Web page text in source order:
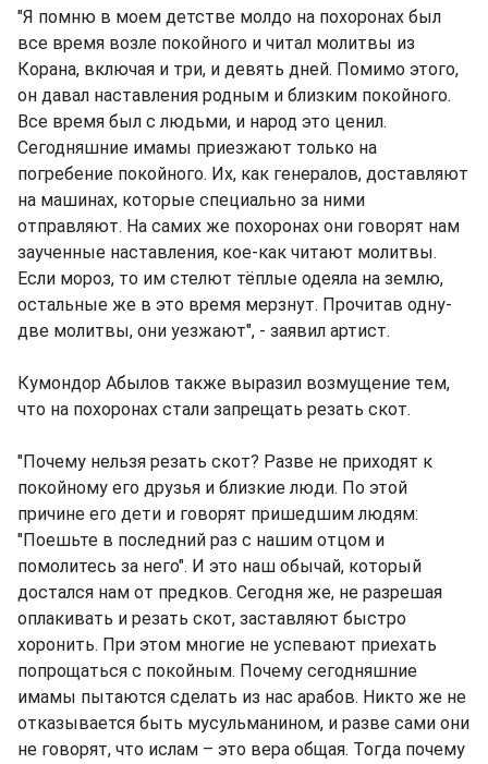
"Я помню в моем детстве молдо на похоронах был
все время возле покойного и читал молитвы из
Корана, включая и три, и девять дней. Помимо этого,
он давал наставления родным и близким покойного.
Все время был с людьми, и народ это ценил.
Сегодняшние имамы приезжают только на
погребение покойного. Их, как генералов, доставляют
на машинах, которые специально за ними
отправляют. На самих же похоронах они говорят нам
заученные наставления, кое-как читают молитвы.
Если мороз, то им стелют тёплые одеяла на землю,
остальные же в это время мерзнут. Прочитав одну-
две молитвы, они уезжают", - заявил артист.
Кумондор Абылов также выразил возмущение тем,
что на похоронах стали запрещать резать скот.
"Почему нельзя резать скот? Разве не приходят к
покойному его друзья и близкие люди. По этой
причине его дети и говорят пришедшим людям:
"Поешьте в последний раз с нашим отцом и
помолитесь за него". И это наш обычай, который
достался нам от предков. Сегодня же, не разрешая
оплакивать и резать скот, заставляют быстро
хоронить. При этом многие не успевают приехать
попрощаться с покойным. Почему сегодняшние
имамы пытаются сделать из нас арабов. Никто же не
отказывается быть мусульманином, и разве сами они
не говорят, что ислам – это вера общая. Тогда почему